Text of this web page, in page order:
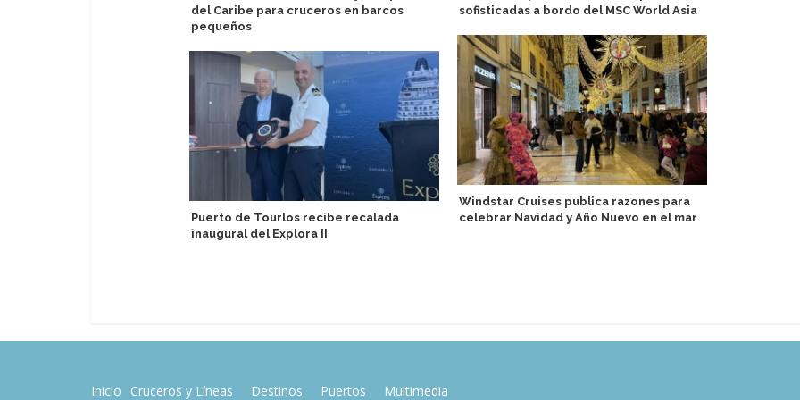
del Caribe para cruceros en barcos
pequeños
Puerto de Tourlos recibe recalada
inaugural del Explora II
sofisticadas a bordo del MSC World Asia
Windstar Cruises publica razones para
celebrar Navidad y Año Nuevo en el mar
Inicio Cruceros y Líneas Destinos Puertos Multimedia